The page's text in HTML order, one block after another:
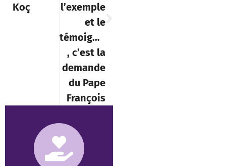
Koç
l’exemple
et le
témoignage »
, c’est la
demande
du Pape
François